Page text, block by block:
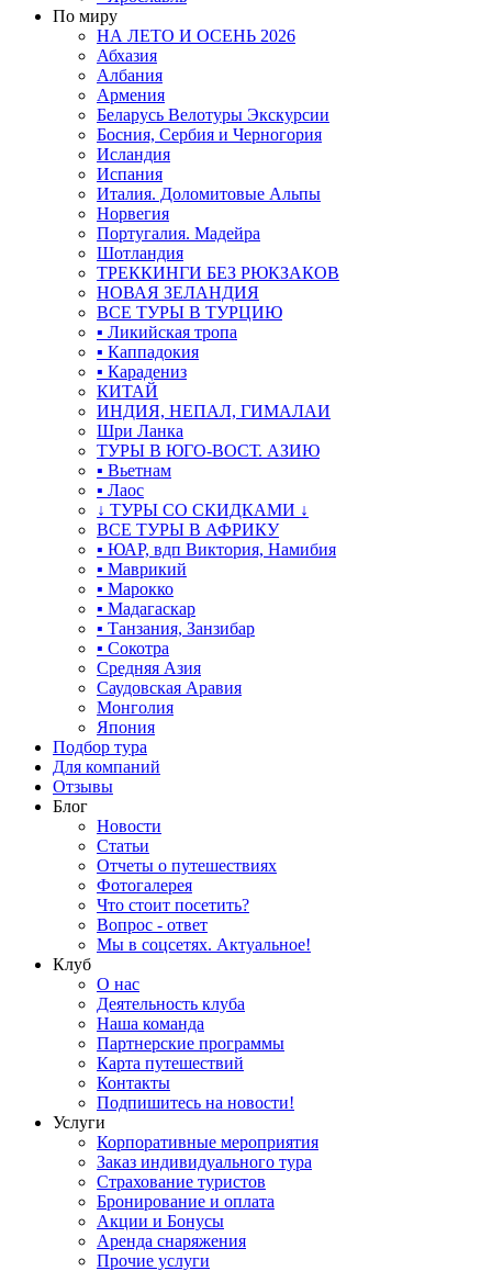
По миру
НА ЛЕТО И ОСЕНЬ 2026
Абхазия
Албания
Армения
Беларусь Велотуры Экскурсии
Босния, Сербия и Черногория
Исландия
Испания
Италия. Доломитовые Альпы
Норвегия
Португалия. Мадейра
Шотландия
ТРЕККИНГИ БЕЗ РЮКЗАКОВ
НОВАЯ ЗЕЛАНДИЯ
ВСЕ ТУРЫ В ТУРЦИЮ
▪ Ликийская тропа
▪ Каппадокия
▪ Карадениз
КИТАЙ
ИНДИЯ, НЕПАЛ, ГИМАЛАИ
Шри Ланка
ТУРЫ В ЮГО-ВОСТ. АЗИЮ
▪ Вьетнам
▪ Лаос
↓ ТУРЫ СО СКИДКАМИ ↓
ВСЕ ТУРЫ В АФРИКУ
▪ ЮАР, вдп Виктория, Намибия
▪ Маврикий
▪ Марокко
▪ Мадагаскар
▪ Танзания, Занзибар
▪ Сокотра
Средняя Азия
Саудовская Аравия
Монголия
Япония
Подбор тура
Для компаний
Отзывы
Блог
Новости
Статьи
Отчеты о путешествиях
Фотогалерея
Что стоит посетить?
Вопрос - ответ
Мы в соцсетях. Актуальное!
Клуб
О нас
Деятельность клуба
Наша команда
Партнерские программы
Карта путешествий
Контакты
Подпишитесь на новости!
Услуги
Корпоративные мероприятия
Заказ индивидуального тура
Страхование туристов
Бронирование и оплата
Акции и Бонусы
Аренда снаряжения
Прочие услуги